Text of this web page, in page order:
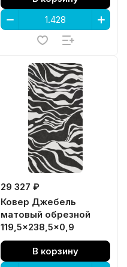
29 327 ₽
Ковер Джебель
матовый обрезной
119,5x238,5x0,9
В корзину